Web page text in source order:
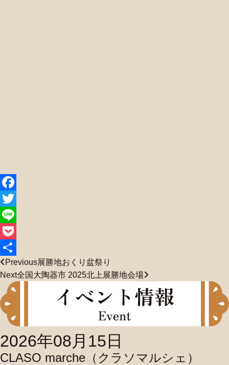
Facebook
Twitter
Line
Pocket
共
有
Previous展勝地おくり盆祭り
Next全国大陶器市 2025北上展勝地会場
2026年08月15日
CLASO marche（クラソマルシェ）